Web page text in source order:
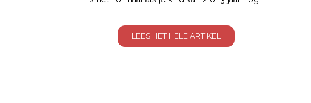
LEES HET HELE ARTIKEL